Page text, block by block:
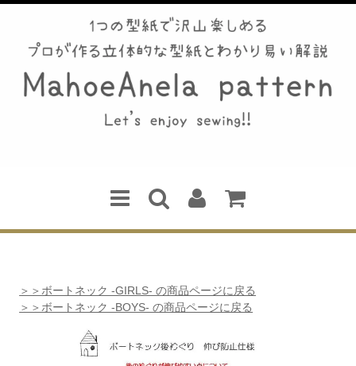
＞＞ボートネック -GIRLS- の商品ページに戻る
＞＞ボートネック -BOYS- の商品ページに戻る